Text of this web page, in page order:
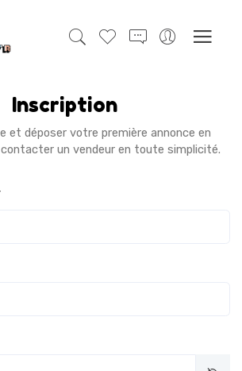
Inscription
et déposer votre première annonce en
un vendeur en toute simplicité.